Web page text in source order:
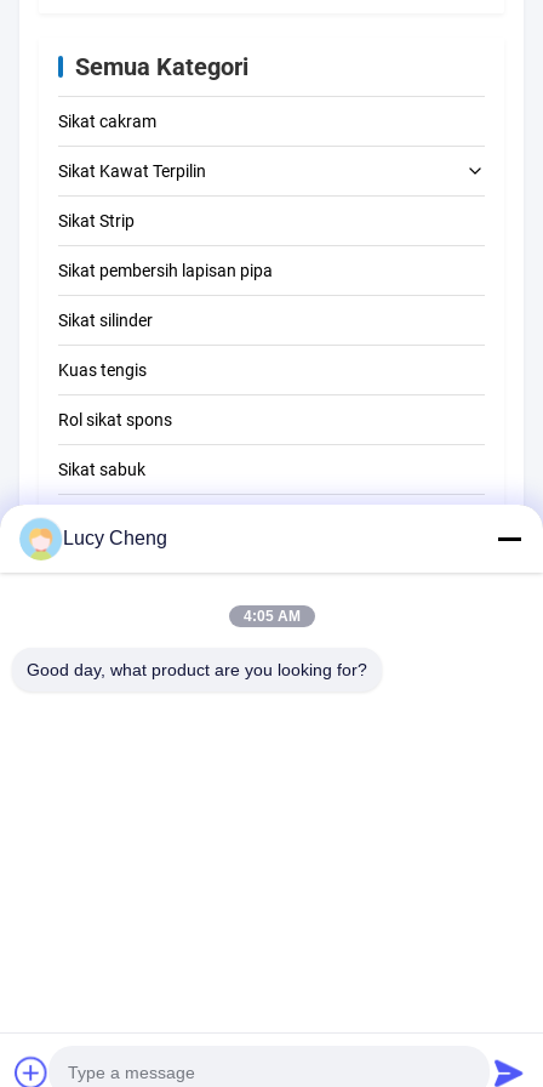
Semua Kategori
Sikat cakram
Sikat Kawat Terpilin
Sikat pembersih tabung
Sikat pembersih jerami
Sikat Strip
Sikat pembersih lapisan pipa
Sikat silinder
Kuas tengis
Rol sikat spons
Sikat sabuk
Sikat penyapu
Sikat Ujung Kawat
Kebijakan Privasi
| © 2025-2026 Taidafeng Brush Technology Co., Ltd..
Lucy Cheng
4:05 AM
Good day, what product are you looking for?